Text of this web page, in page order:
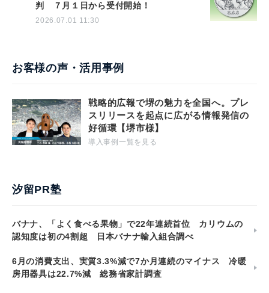
判 ７月１日から受付開始！
2026.07.01 11:30
お客様の声・活用事例
戦略的広報で堺の魅力を全国へ。プレ
スリリースを起点に広がる情報発信の
好循環【堺市様】
導入事例一覧を見る
汐留PR塾
バナナ、「よく食べる果物」で22年連続首位 カリウムの
認知度は初の4割超 日本バナナ輸入組合調べ
6月の消費支出、実質3.3%減で7か月連続のマイナス 冷暖
房用器具は22.7%減 総務省家計調査